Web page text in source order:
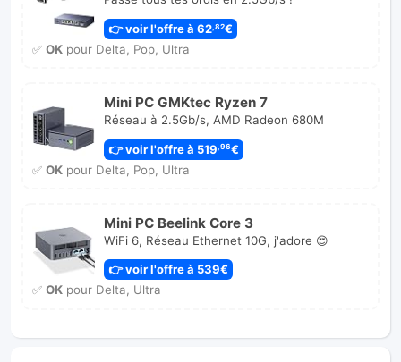
👉 voir l'offre à 62,82€
✅ OKpour Delta, Pop, Ultra
Mini PC GMKtec Ryzen 7
Réseau à 2.5Gb/s, AMD Radeon 680M
👉 voir l'offre à 519,96€
✅ OKpour Delta, Pop, Ultra
Mini PC Beelink Core 3
WiFi 6, Réseau Ethernet 10G, j'adore 😍
👉 voir l'offre à 539€
✅ OKpour Delta, Ultra